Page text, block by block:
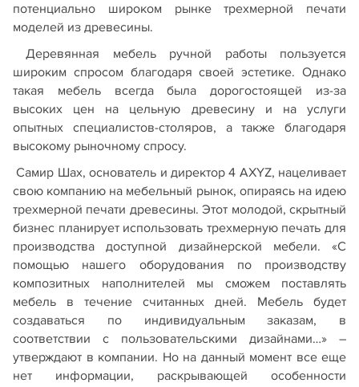
потенциально широком рынке трехмерной печати
моделей из древесины.
Деревянная мебель ручной работы пользуется
широким спросом благодаря своей эстетике. Однако
такая мебель всегда была дорогостоящей из-за
высоких цен на цельную древесину и на услуги
опытных специалистов-столяров, а также благодаря
высокому рыночному спросу.
Самир Шах, основатель и директор 4 AXYZ, нацеливает
свою компанию на мебельный рынок, опираясь на идею
трехмерной печати древесины. Этот молодой, скрытный
бизнес планирует использовать трехмерную печать для
производства доступной дизайнерской мебели. «С
помощью нашего оборудования по производству
композитных наполнителей мы сможем поставлять
мебель в течение считанных дней. Мебель будет
создаваться по индивидуальным заказам, в
соответствии с пользовательскими дизайнами…» –
утверждают в компании. Но на данный момент все еще
нет информации, раскрывающей особенности